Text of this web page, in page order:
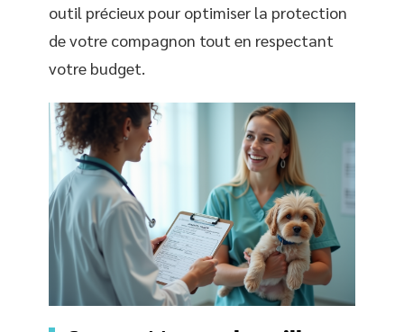
outil précieux pour optimiser la protection
de votre compagnon tout en respectant
votre budget.